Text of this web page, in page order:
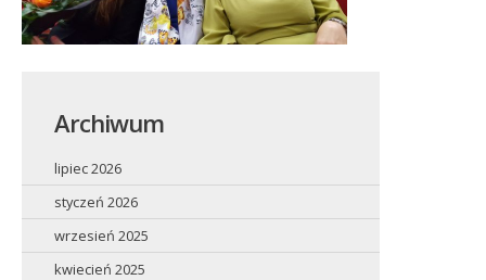
Archiwum
lipiec 2026
styczeń 2026
wrzesień 2025
kwiecień 2025